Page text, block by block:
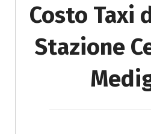
Costo Taxi
Stazione